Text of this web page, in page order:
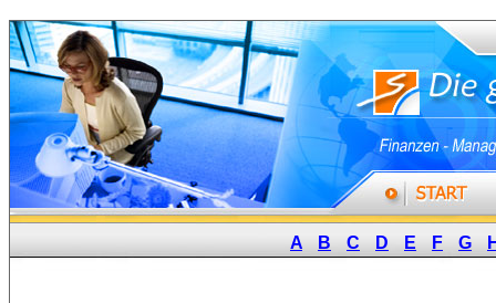
A B C D E F G